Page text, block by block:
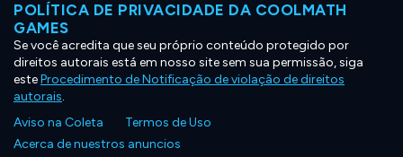
POLÍTICA DE PRIVACIDADE DA COOLMATH
GAMES
Se você acredita que seu próprio conteúdo protegido por
direitos autorais está em nosso site sem sua permissão, siga
esteProcedimento de Notificação de violação de direitos
autorais.
Aviso na Coleta
Termos de Uso
Acerca de nuestros anuncios